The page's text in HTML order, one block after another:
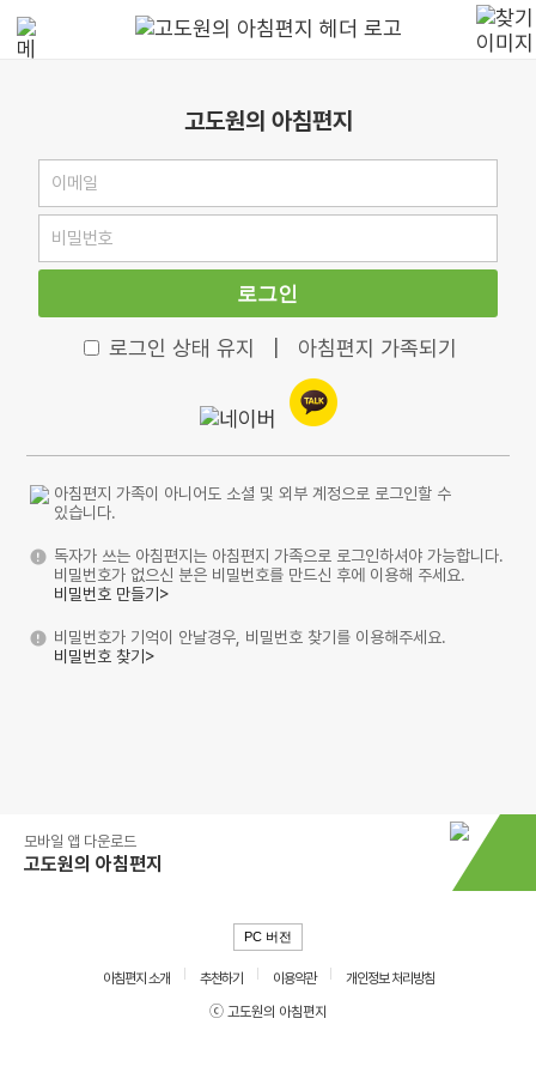
고도원의 아침편지
로그인
로그인 상태 유지 아침편지 가족되기
아침편지 가족이 아니어도 소셜 및 외부 계정으로 로그인할 수
있습니다.
독자가 쓰는 아침편지는 아침편지 가족으로 로그인하셔야 가능합니다.
비밀번호가 없으신 분은 비밀번호를 만드신 후에 이용해 주세요.
비밀번호 만들기>
비밀번호가 기억이 안날경우, 비밀번호 찾기를 이용해주세요.
비밀번호 찾기>
모바일 앱 다운로드
고도원의 아침편지
PC 버전
아침편지 소개 추천하기 이용약관
개인정보 처리방침
ⓒ 고도원의 아침편지